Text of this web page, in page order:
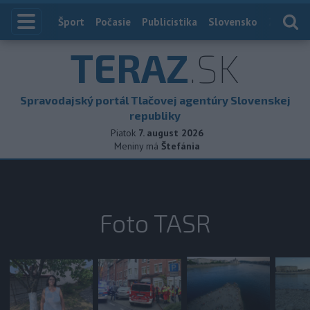
Index
Šport Počasie Publicistika Slovensko
TERAZ.SK
Spravodajský portál Tlačovej agentúry Slovenskej
republiky
Piatok 7. august 2026
Meniny má Štefánia
Foto TASR